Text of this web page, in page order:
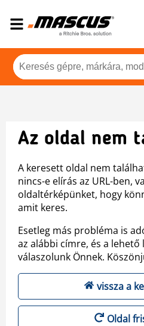
Az oldal nem
A keresett oldal nem
nincs-e elírás az URL-ben,
oldaltérképünket, hogy
amit keres.
Esetleg más probléma is
az alábbi címre, és a lehető
válaszolunk Önnek.
vissza a
Oldal